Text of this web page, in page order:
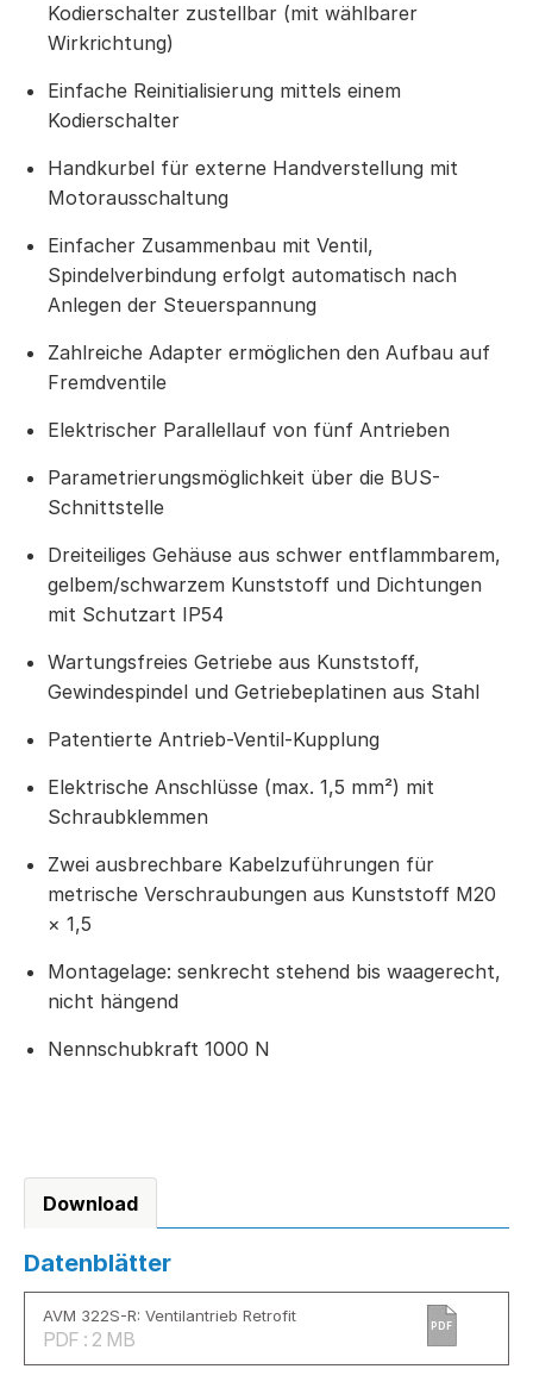
Kodierschalter zustellbar (mit wählbarer
Wirkrichtung)
Einfache Reinitialisierung mittels einem
Kodierschalter
Handkurbel für externe Handverstellung mit
Motorausschaltung
Einfacher Zusammenbau mit Ventil,
Spindelverbindung erfolgt automatisch nach
Anlegen der Steuerspannung
Zahlreiche Adapter ermöglichen den Aufbau auf
Fremdventile
Elektrischer Parallellauf von fünf Antrieben
Parametrierungsmöglichkeit über die BUS-
Schnittstelle
Dreiteiliges Gehäuse aus schwer entflammbarem,
gelbem/schwarzem Kunststoff und Dichtungen
mit Schutzart IP54
Wartungsfreies Getriebe aus Kunststoff,
Gewindespindel und Getriebeplatinen aus Stahl
Patentierte Antrieb-Ventil-Kupplung
Elektrische Anschlüsse (max. 1,5 mm²) mit
Schraubklemmen
Zwei ausbrechbare Kabelzuführungen für
metrische Verschraubungen aus Kunststoff M20
× 1,5
Montagelage: senkrecht stehend bis waagerecht,
nicht hängend
Nennschubkraft 1000 N
Download
Datenblätter
AVM 322S-R: Ventilantrieb Retrofit
PDF : 2 MB
PDF